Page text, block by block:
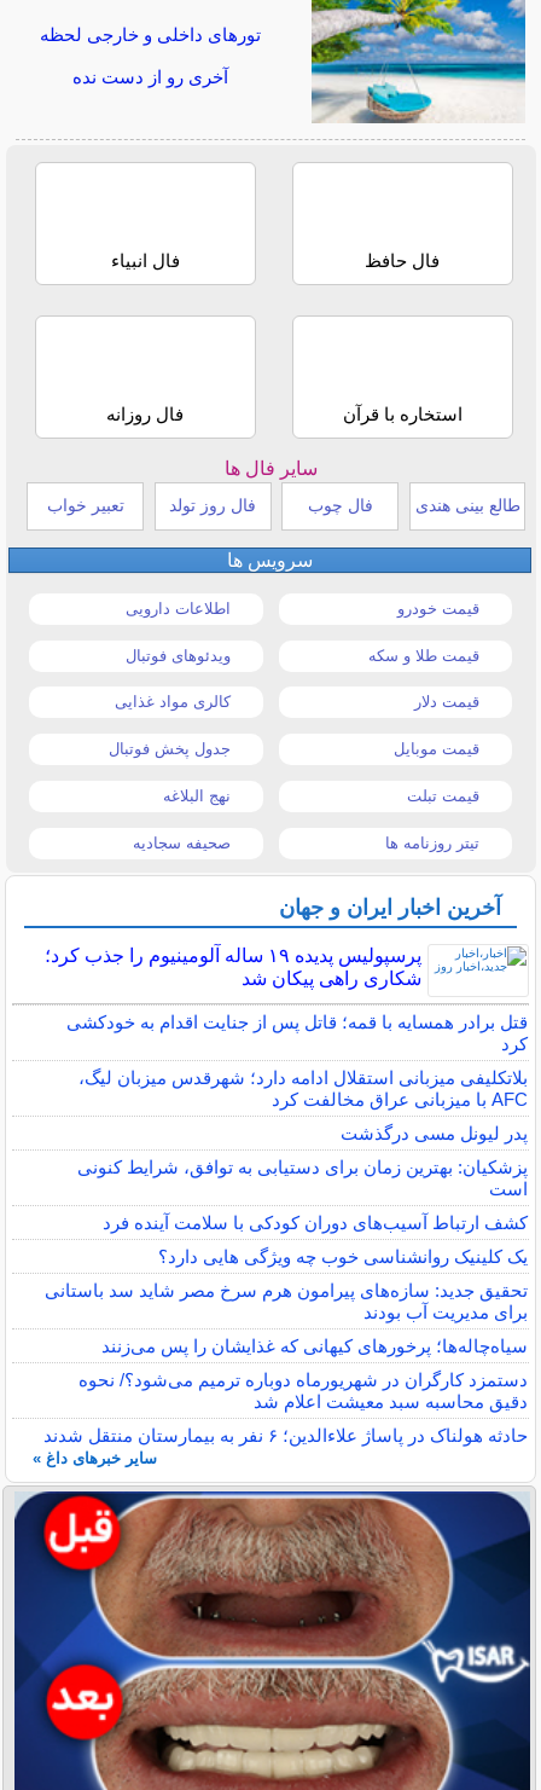
تورهای داخلی و خارجی لحظه
آخری رو از دست نده
فال حافظ فال انبیاء
استخاره با قرآن فال روزانه
سایر فال ها
طالع بینی هندی فال چوب فال روز تولد تعبیر خواب
سرویس ها
قیمت خودرو اطلاعات دارویی
قیمت طلا و سکه ویدئوهای فوتبال
قیمت دلار کالری مواد غذایی
قیمت موبایل جدول پخش فوتبال
قیمت تبلت نهج البلاغه
تیتر روزنامه ها صحیفه سجادیه
آخرین اخبار ایران و جهان
پرسپولیس پدیده ۱۹ ساله آلومینیوم را جذب کرد؛
شکاری راهی پیکان شد
قتل برادر همسایه با قمه؛ قاتل پس از جنایت اقدام به خودکشی
کرد
بلاتکلیفی میزبانی استقلال ادامه دارد؛ شهرقدس میزبان لیگ،
AFC با میزبانی عراق مخالفت کرد
پدر لیونل مسی درگذشت
پزشکیان: بهترین زمان برای دستیابی به توافق، شرایط کنونی
است
کشف ارتباط آسیب‌های دوران کودکی با سلامت آینده فرد
یک کلینیک روانشناسی خوب چه ویژگی هایی دارد؟
تحقیق جدید: سازه‌های پیرامون هرم سرخ مصر شاید سد باستانی
برای مدیریت آب بودند
سیاه‌چاله‌ها؛ پرخورهای کیهانی که غذایشان را پس می‌زنند
دستمزد کارگران در شهریورماه دوباره ترمیم می‌شود؟/ نحوه
دقیق محاسبه سبد معیشت اعلام شد
حادثه هولناک در پاساژ علاءالدین؛ ۶ نفر به بیمارستان منتقل شدند
سایر خبرهای داغ »